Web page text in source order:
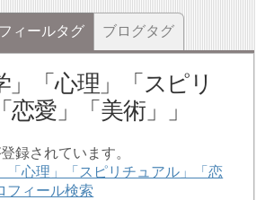
ィールタグ ブログタグ
」「心理」「スピリ
愛」「美術」
録されています。
「心理」「スピリチュアル」「恋
フィール検索